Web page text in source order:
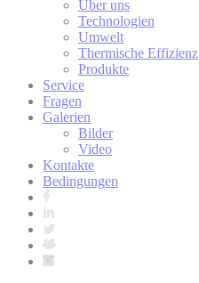
Über uns
Technologien
Umwelt
Thermische Effizienz
Produkte
Service
Fragen
Galerien
Bilder
Video
Kontakte
Bedingungen